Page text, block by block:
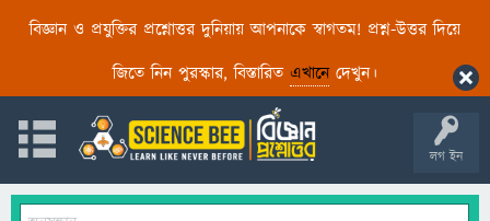
বিজ্ঞান ও প্রযুক্তির প্রশ্নোত্তর দুনিয়ায় আপনাকে স্বাগতম! প্রশ্ন-উত্তর দিয়ে
জিতে নিন পুরস্কার, বিস্তারিত এখানেদেখুন।
লগ ইন